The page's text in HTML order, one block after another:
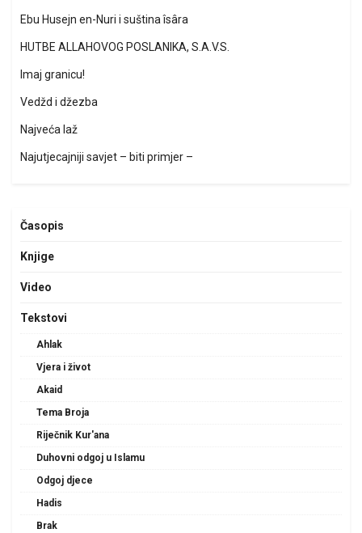
Ebu Husejn en-Nuri i suština îsâra
HUTBE ALLAHOVOG POSLANIKA, S.A.V.S.
Imaj granicu!
Vedžd i džezba
Najveća laž
Najutjecajniji savjet – biti primjer –
Časopis
Knjige
Video
Tekstovi
Ahlak
Vjera i život
Akaid
Tema Broja
Riječnik Kur'ana
Duhovni odgoj u Islamu
Odgoj djece
Hadis
Brak